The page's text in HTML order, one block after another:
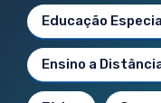
Educação
Ensino a